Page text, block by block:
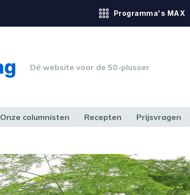
Programma's MAX
Dé website voor de 50-plusser
Onze columnisten Recepten Prijsvragen